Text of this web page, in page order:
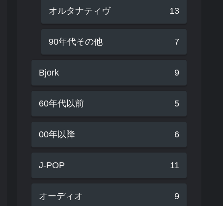
オルタナティヴ 13
90年代その他 7
Bjork 9
60年代以前 5
00年以降 6
J-POP 11
オーディオ 9